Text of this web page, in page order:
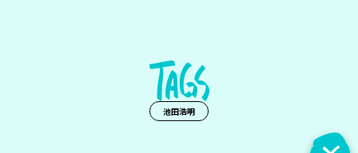
池田浩明